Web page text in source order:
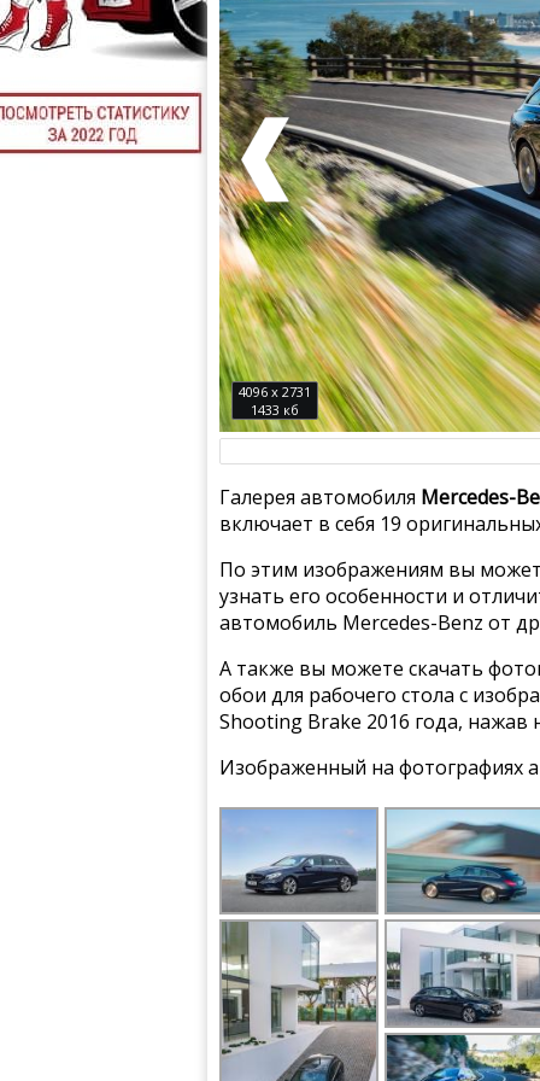
4096 x 2731
1433 кб
Галерея автомобиля Mercedes-
включает в себя 19
По этим изображениям вы
узнать его особенности и
автомобиль Mercedes-Benz от
А также вы можете скачать
обои для рабочего стола с
Shooting Brake 2016 года, нажав
Изображенный на фотографиях